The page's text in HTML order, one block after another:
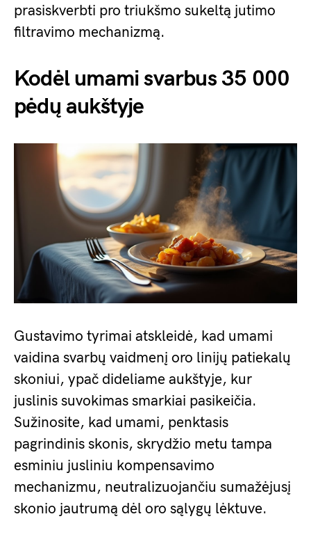
prasiskverbti pro triukšmo sukeltą jutimo
filtravimo mechanizmą.
Kodėl umami svarbus 35 000
pėdų aukštyje
Gustavimo tyrimai atskleidė, kad umami
vaidina svarbų vaidmenį oro linijų patiekalų
skoniui, ypač dideliame aukštyje, kur
juslinis suvokimas smarkiai pasikeičia.
Sužinosite, kad umami, penktasis
pagrindinis skonis, skrydžio metu tampa
esminiu jusliniu kompensavimo
mechanizmu, neutralizuojančiu sumažėjusį
skonio jautrumą dėl oro sąlygų lėktuve.